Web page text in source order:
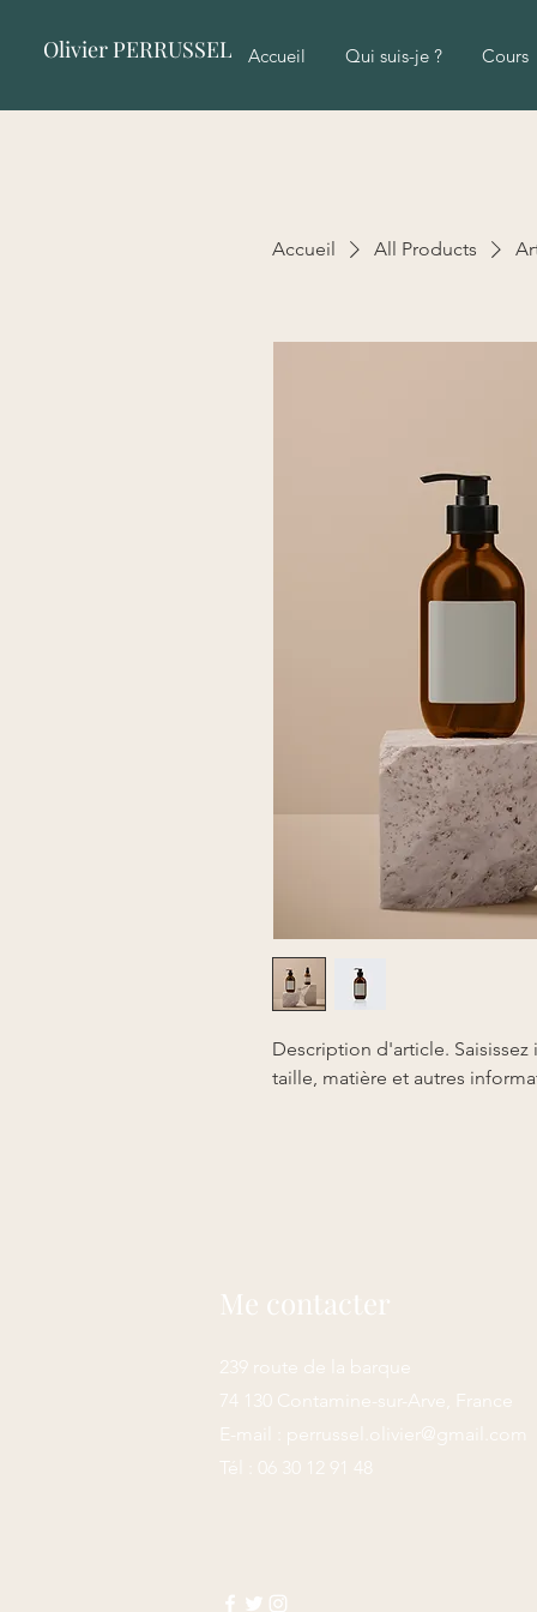
Olivier PERRUSSEL Accueil Qui suis-je ? Cours
Accueil All Products
Description d'article.
taille, matière et autres
Me contacter
239 route de la barque
74 130 Contamine-sur-Arve, France
E-mail : perrussel.olivier@gmail.com
Tél : 06 30 12 91 48